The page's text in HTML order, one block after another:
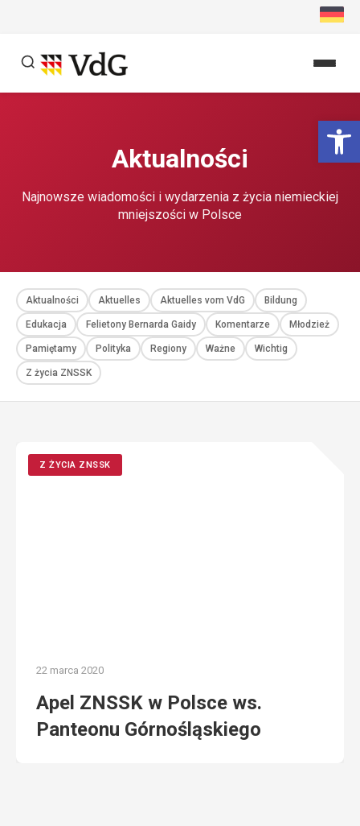
Aktualności
Najnowsze wiadomości i wydarzenia z życia niemieckiej
mniejszości w Polsce
Aktualności Aktuelles Aktuelles vom VdG Bildung
Edukacja Felietony Bernarda Gaidy Komentarze Młodzież
Pamiętamy Polityka Regiony Ważne Wichtig
Z życia ZNSSK
Z ŻYCIA ZNSSK
22 marca 2020
Apel ZNSSK w Polsce ws.
Panteonu Górnośląskiego